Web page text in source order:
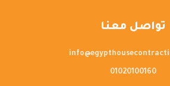
تواصل معنا
01020100160